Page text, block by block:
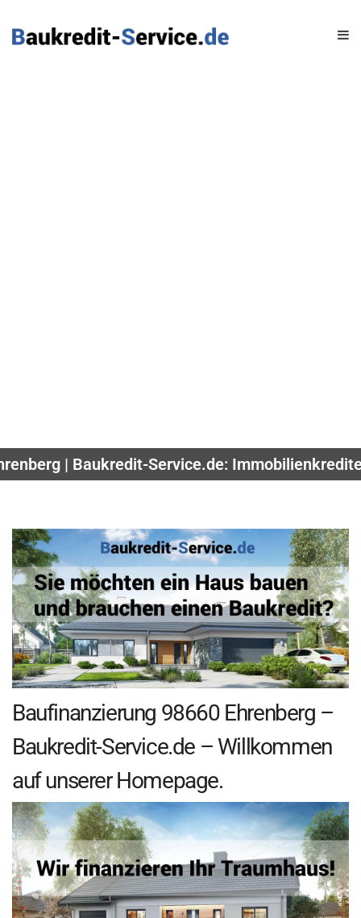
| Baukredit-Service.de:
Baufinanzierung 98660 Ehrenberg –
Baukredit-Service.de – Willkommen
auf unserer Homepage.